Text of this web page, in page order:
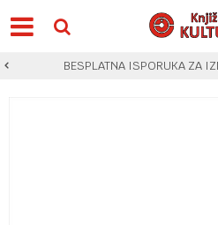
BESPLATNA ISPORUKA ZA